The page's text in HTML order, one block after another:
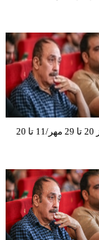
شود. - به گزارش جماران، چهلمین جشنواره فیلم ورشو از 20 تا 29 مهر/11 تا 20